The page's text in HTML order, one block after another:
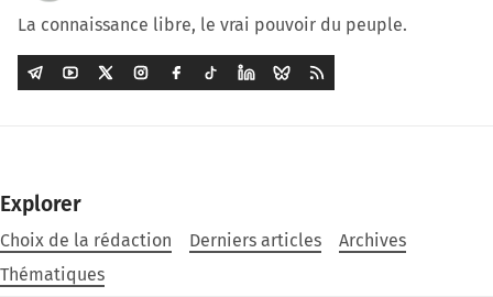
La connaissance libre, le vrai pouvoir du peuple.
Explorer
Choix de la rédaction Derniers articles
Archives
Thématiques